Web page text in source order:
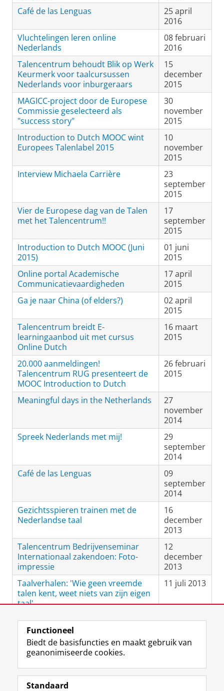
Café de las Lenguas
25 april
2016
Vluchtelingen leren online
Nederlands
08 februari
2016
Talencentrum behoudt Blik op Werk
Keurmerk voor taalcursussen
Nederlands voor inburgeraars
15
december
2015
MAGICC-project door de Europese
Commissie geselecteerd als
"success story"
30
november
2015
Introduction to Dutch MOOC wint
Europees Talenlabel 2015
10
november
2015
Interview Michaela Carrière
23
september
2015
Vier de Europese dag van de Talen
met het Talencentrum!!
17
september
2015
Introduction to Dutch MOOC (Juni
2015)
01 juni
2015
Online portal Academische
Communicatievaardigheden
17 april
2015
Ga je naar China (of elders?)
02 april
2015
Talencentrum breidt E-
learningaanbod uit met cursus
Online Dutch
16 maart
2015
20.000 aanmeldingen!
Talencentrum RUG presenteert de
MOOC Introduction to Dutch
26 februari
2015
Meaningful days in the Netherlands
27
november
2014
Spreek Nederlands met mij!
29
september
2014
Café de las Lenguas
09
september
2014
Gezichtsspieren trainen met de
Nederlandse taal
16
december
2013
Talencentrum Bedrijvenseminar
Internationaal zakendoen: Foto-
impressie
12
december
2013
Taalverhalen: 'Wie geen vreemde
talen kent, weet niets van zijn eigen
taal'
11 juli 2013
Webscan Engelstalige informatie 08 juli 2013
View this page in:English
Volg ons op
Functioneel
Biedt de basisfuncties en maakt gebruik van
geanonimiseerde cookies.
Standaard